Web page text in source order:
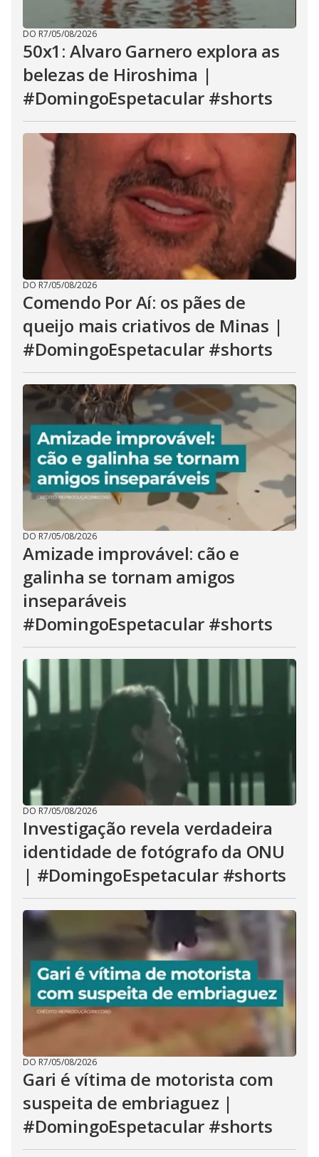
DO R7/05/08/2026
50x1: Alvaro Garnero explora as
belezas de Hiroshima |
#DomingoEspetacular #shorts
DO R7/05/08/2026
Comendo Por Aí: os pães de
queijo mais criativos de Minas |
#DomingoEspetacular #shorts
DO R7/05/08/2026
Amizade improvável: cão e
galinha se tornam amigos
inseparáveis
#DomingoEspetacular #shorts
DO R7/05/08/2026
Investigação revela verdadeira
identidade de fotógrafo da ONU
| #DomingoEspetacular #shorts
DO R7/05/08/2026
Gari é vítima de motorista com
suspeita de embriaguez |
#DomingoEspetacular #shorts